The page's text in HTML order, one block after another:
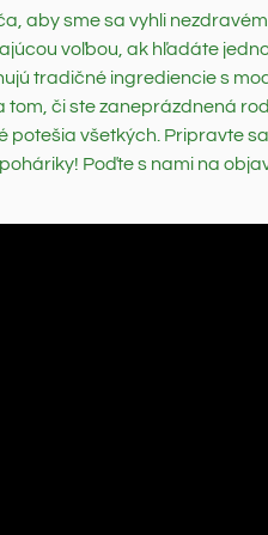
aby sme sa vyhli
voľbou, ak hľadáte
tradičné ingrediencie s
tom, či ste zaneprázdnená
potešia všetkých. Pripravte
Poďte s nami na